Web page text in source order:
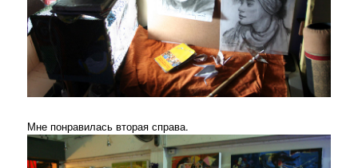
Мне понравилась вторая справа.